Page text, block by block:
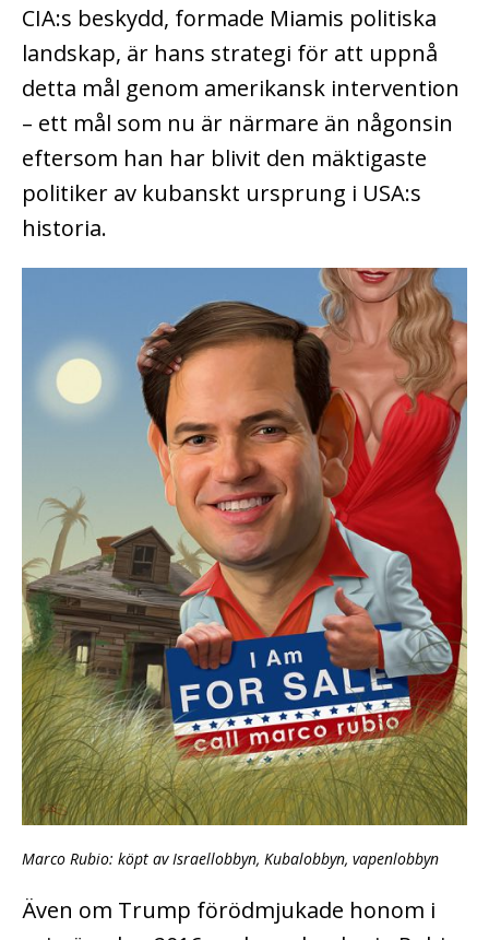
CIA:s beskydd, formade Miamis politiska
landskap, är hans strategi för att uppnå
detta mål genom amerikansk intervention
– ett mål som nu är närmare än någonsin
eftersom han har blivit den mäktigaste
politiker av kubanskt ursprung i USA:s
historia.
Marco Rubio: köpt av Israellobbyn, Kubalobbyn, vapenlobbyn
Även om Trump förödmjukade honom i